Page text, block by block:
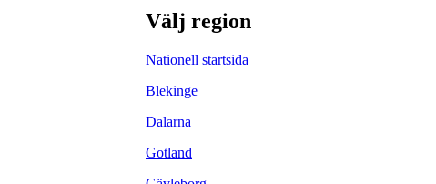
Välj region
Nationell startsida
Blekinge
Dalarna
Gotland